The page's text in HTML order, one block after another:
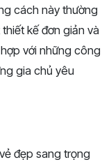
cách này thường
kế đơn giản và
với những công
gia chủ yêu
đẹp sang trọng